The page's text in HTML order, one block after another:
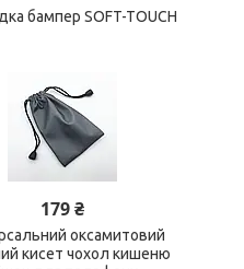
бампер SOFT-TOUCH
179 ₴
оксамитовий
кисет чохол кишеню